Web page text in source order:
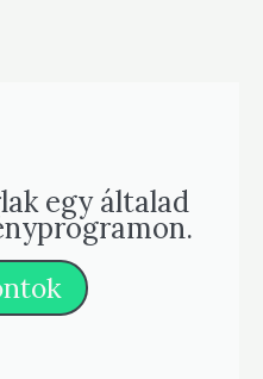
egy általad